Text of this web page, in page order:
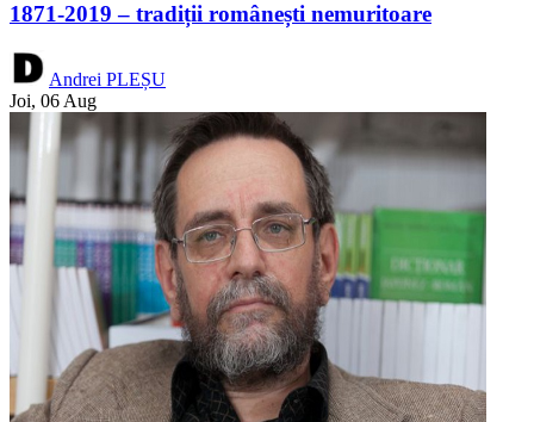
1871-2019 – tradiții românești nemuritoare
Andrei PLEȘU
Joi, 06 Aug